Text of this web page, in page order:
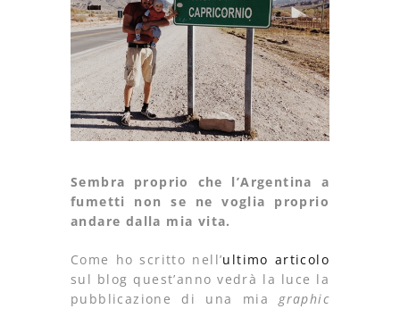
Sembra proprio che l’Argentina a
fumetti non se ne voglia proprio
andare dalla mia vita.
Come ho scritto nell’ultimo articolo
sul blog quest’anno vedrà la luce la
pubblicazione di una miagraphic